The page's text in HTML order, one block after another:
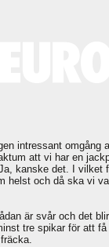
intressant omgång
att vi har en
kanske det. I
helst och då ska vi
är svår och det
tre spikar för att